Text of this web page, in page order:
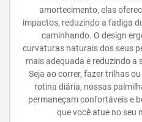
amortecimento, elas
impactos, reduzindo a fadiga
caminhando. O design
curvaturas naturais dos seus
mais adequada e reduzindo a
Seja ao correr, fazer trilhas
rotina diária, nossas
permaneçam confortáveis e
que você atue no seu